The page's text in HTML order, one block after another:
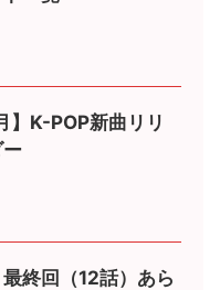
】K-POP新曲リリ
最終回（12話）あら